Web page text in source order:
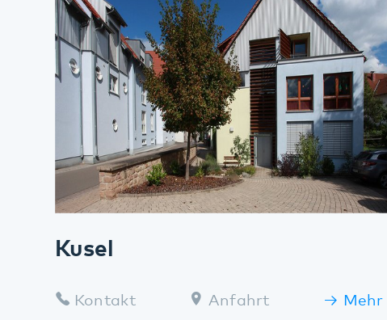
Kusel
Kontakt Anfahrt Mehr